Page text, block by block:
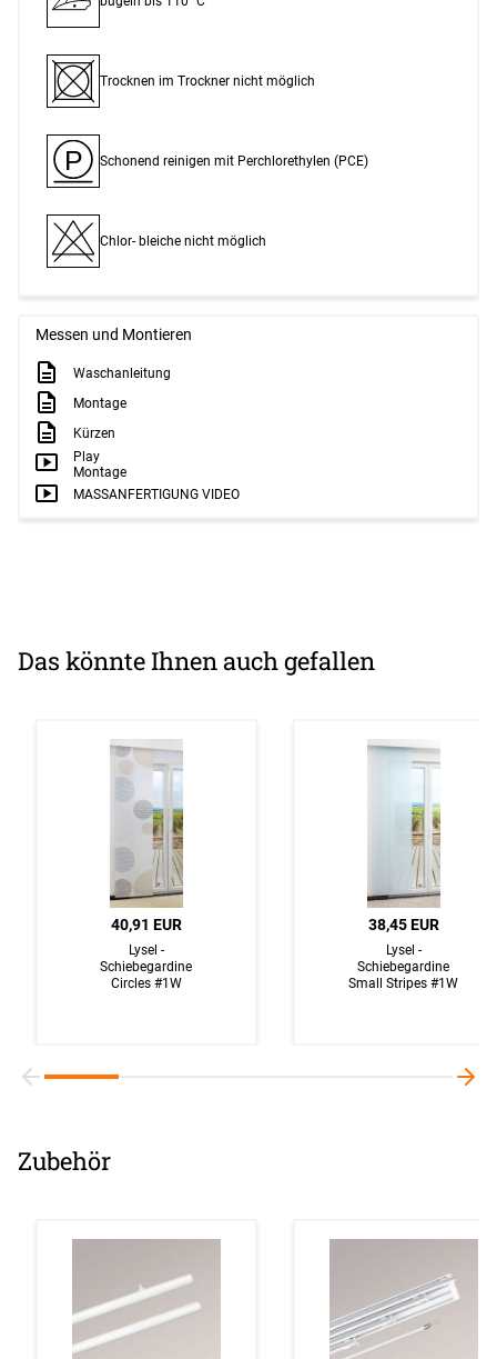
Trocknen im Trockner nicht möglich
P Schonend reinigen mit Perchlor­ethylen (PCE)
Chlor- bleiche nicht möglich
Messen und Montieren
Waschanleitung
Montage
Kürzen
Play
Montage
MASSANFERTIGUNG VIDEO
Das könnte Ihnen auch gefallen
40,91 EUR
Lysel -
Schiebegardine
Circles #1W
38,45 EUR
Lysel -
Schiebegardine
Small Stripes #1W
Zubehör